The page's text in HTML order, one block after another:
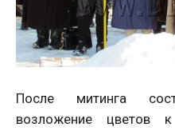
После митинга
возложение цветов